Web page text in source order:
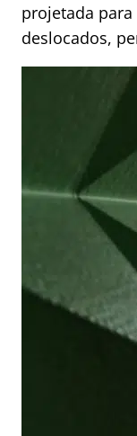
projetada
deslocados,